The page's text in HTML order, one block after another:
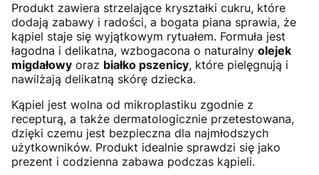
Produkt zawiera strzelające kryształki cukru, które
dodają zabawy i radości, a bogata piana sprawia, że
kąpiel staje się wyjątkowym rytuałem. Formuła jest
łagodna i delikatna, wzbogacona o naturalny olejek
migdałowy oraz białko pszenicy, które pielęgnują i
nawilżają delikatną skórę dziecka.
Kąpiel jest wolna od mikroplastiku zgodnie z
recepturą, a także dermatologicznie przetestowana,
dzięki czemu jest bezpieczna dla najmłodszych
użytkowników. Produkt idealnie sprawdzi się jako
prezent i codzienna zabawa podczas kąpieli.